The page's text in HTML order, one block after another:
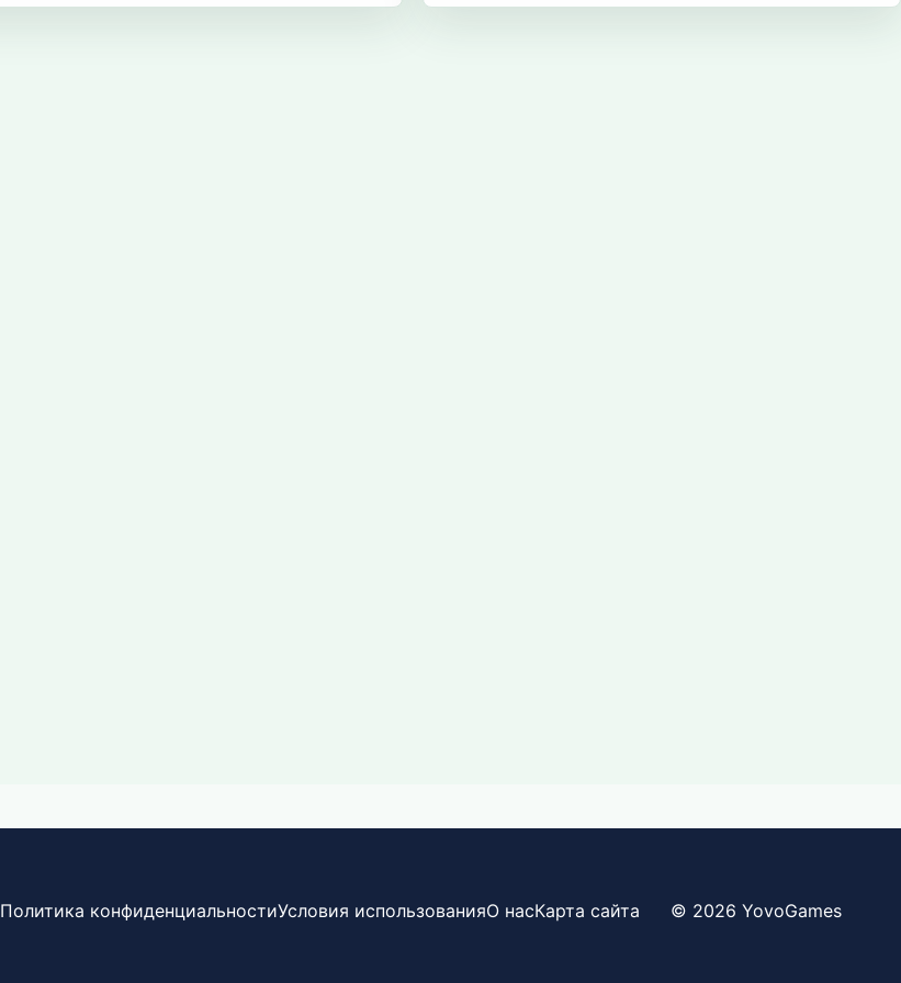
Политика конфиденциальностиУсловия использованияО насКарта сайта © 2026 YovoGames